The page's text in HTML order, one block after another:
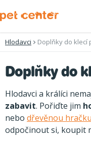
na
Hlodavci Doplňky do klecí
Doplňky do
Hlodavci a králíci
zabavit. Pořiďte jim
nebo dřevěnou hračku
odpočinout si, koupit